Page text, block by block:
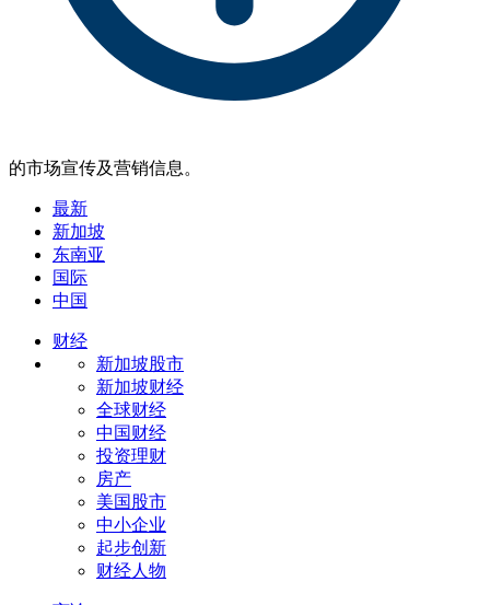
的市场宣传及营销信息。
最新
新加坡
东南亚
国际
中国
财经
新加坡股市
新加坡财经
全球财经
中国财经
投资理财
房产
美国股市
中小企业
起步创新
财经人物